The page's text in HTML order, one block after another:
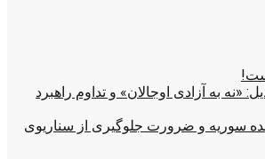
«نه به آزادی اوجالان» و تداوم راهبرد
سوریه و ضرورت جلوگیری از سناریوی